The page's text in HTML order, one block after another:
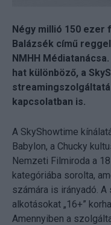
Négy millió 150
Balázsék című
NMHH
hat különböző, a
kapcsolatban is.
A SkyShowtime
Babylon, a Chucky
Nemzeti Filmiroda a
kategóriába sorolta,
számára is irányadó.
alkotásokat „16+”
Amennyiben a